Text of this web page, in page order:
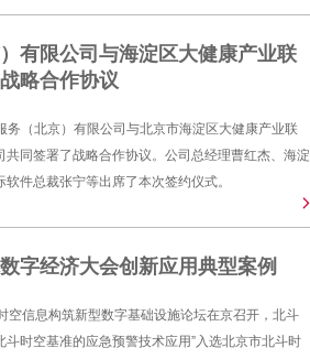
有限公司与海淀区大健康产业联
略合作协议
（北京）有限公司与北京市海淀区大健康产业联
同签署了战略合作协议。公司总经理曹红杰、海淀
件总裁张宁等出席了本次签约仪式。
字经济大会创新应用典型案例
空信息构筑新型数字基础设施论坛在京召开，北斗
时空基准的应急预警技术应用”入选北京市北斗时